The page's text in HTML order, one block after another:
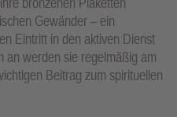
Gewänder – ein
Eintritt in den aktiven Dienst
an werden sie regelmäßig am
Beitrag zum spirituellen